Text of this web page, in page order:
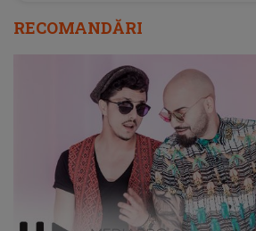
RECOMANDĂRI